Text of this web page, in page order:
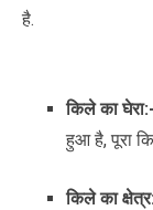
है.
किले का घेरा:-
हुआ है, पूरा
किले का